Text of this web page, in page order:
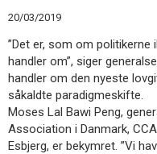
2.0:
Nyheder
3.0:
Kalender
4.0:
Inspiration
5.0:
Værktøjskassen
6.0:
Mission
7.0:
Om
BaptistKirken
8.0:
Kontakt
20/03/2019
”Det er, som om politikerne
handler om”, siger
handler om den nyeste
såkaldte paradigmeskifte.
Moses Lal Bawi Peng,
Association i Danmark,
Esbjerg, er bekymret. ”Vi